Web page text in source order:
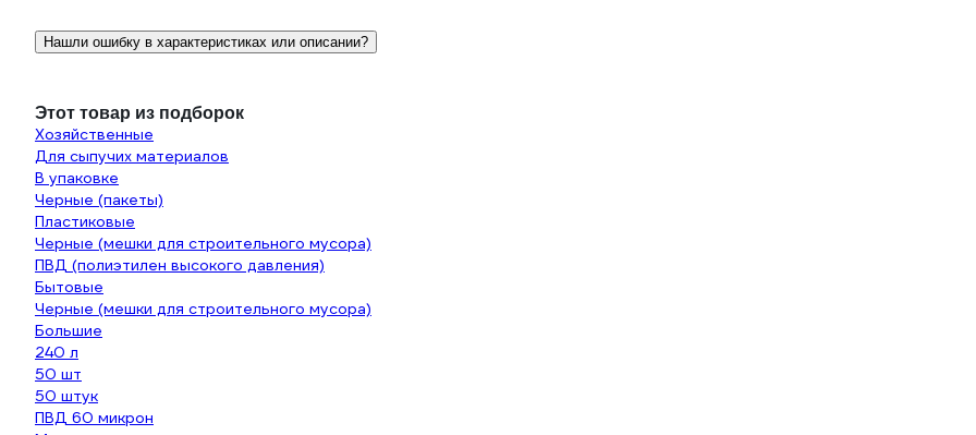
Нашли ошибку в характеристиках или описании?
Этот товар из подборок
Хозяйственные
Для сыпучих материалов
В упаковке
Черные (пакеты)
Пластиковые
Черные (мешки для строительного мусора)
ПВД (полиэтилен высокого давления)
Бытовые
Черные (мешки для строительного мусора)
Большие
240 л
50 шт
50 штук
ПВД 60 микрон